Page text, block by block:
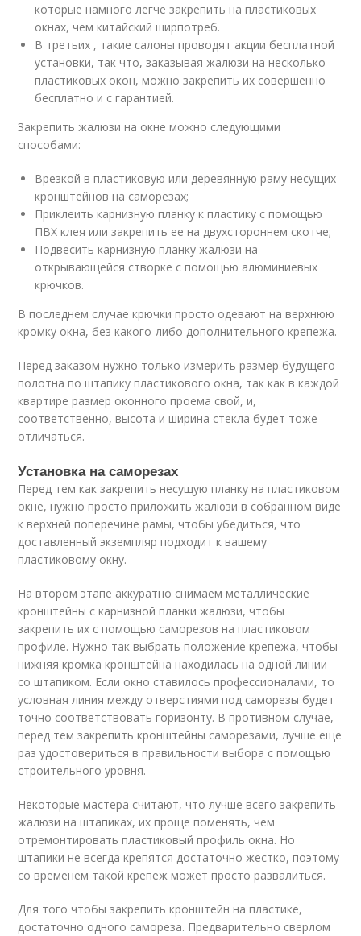
которые намного легче закрепить на пластиковых
окнах, чем китайский ширпотреб.
В третьих , такие салоны проводят акции бесплатной
установки, так что, заказывая жалюзи на несколько
пластиковых окон, можно закрепить их совершенно
бесплатно и с гарантией.
Закрепить жалюзи на окне можно следующими
способами:
Врезкой в пластиковую или деревянную раму несущих
кронштейнов на саморезах;
Приклеить карнизную планку к пластику с помощью
ПВХ клея или закрепить ее на двухстороннем скотче;
Подвесить карнизную планку жалюзи на
открывающейся створке с помощью алюминиевых
крючков.
В последнем случае крючки просто одевают на верхнюю
кромку окна, без какого-либо дополнительного крепежа.
Перед заказом нужно только измерить размер будущего
полотна по штапику пластикового окна, так как в каждой
квартире размер оконного проема свой, и,
соответственно, высота и ширина стекла будет тоже
отличаться.
Установка на саморезах
Перед тем как закрепить несущую планку на пластиковом
окне, нужно просто приложить жалюзи в собранном виде
к верхней поперечине рамы, чтобы убедиться, что
доставленный экземпляр подходит к вашему
пластиковому окну.
На втором этапе аккуратно снимаем металлические
кронштейны с карнизной планки жалюзи, чтобы
закрепить их с помощью саморезов на пластиковом
профиле. Нужно так выбрать положение крепежа, чтобы
нижняя кромка кронштейна находилась на одной линии
со штапиком. Если окно ставилось профессионалами, то
условная линия между отверстиями под саморезы будет
точно соответствовать горизонту. В противном случае,
перед тем закрепить кронштейны саморезами, лучше еще
раз удостовериться в правильности выбора с помощью
строительного уровня.
Некоторые мастера считают, что лучше всего закрепить
жалюзи на штапиках, их проще поменять, чем
отремонтировать пластиковый профиль окна. Но
штапики не всегда крепятся достаточно жестко, поэтому
со временем такой крепеж может просто развалиться.
Для того чтобы закрепить кронштейн на пластике,
достаточно одного самореза. Предварительно сверлом